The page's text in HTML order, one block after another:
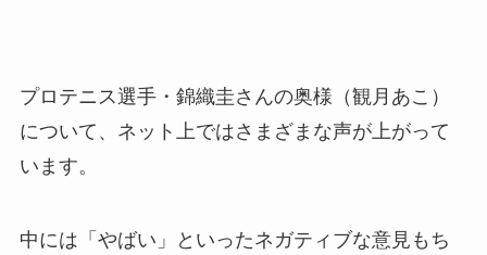
プロテニス選手・錦織圭さんの奥様（観月あこ）
について、ネット上ではさまざまな声が上がって
います。
中には「やばい」といったネガティブな意見もち